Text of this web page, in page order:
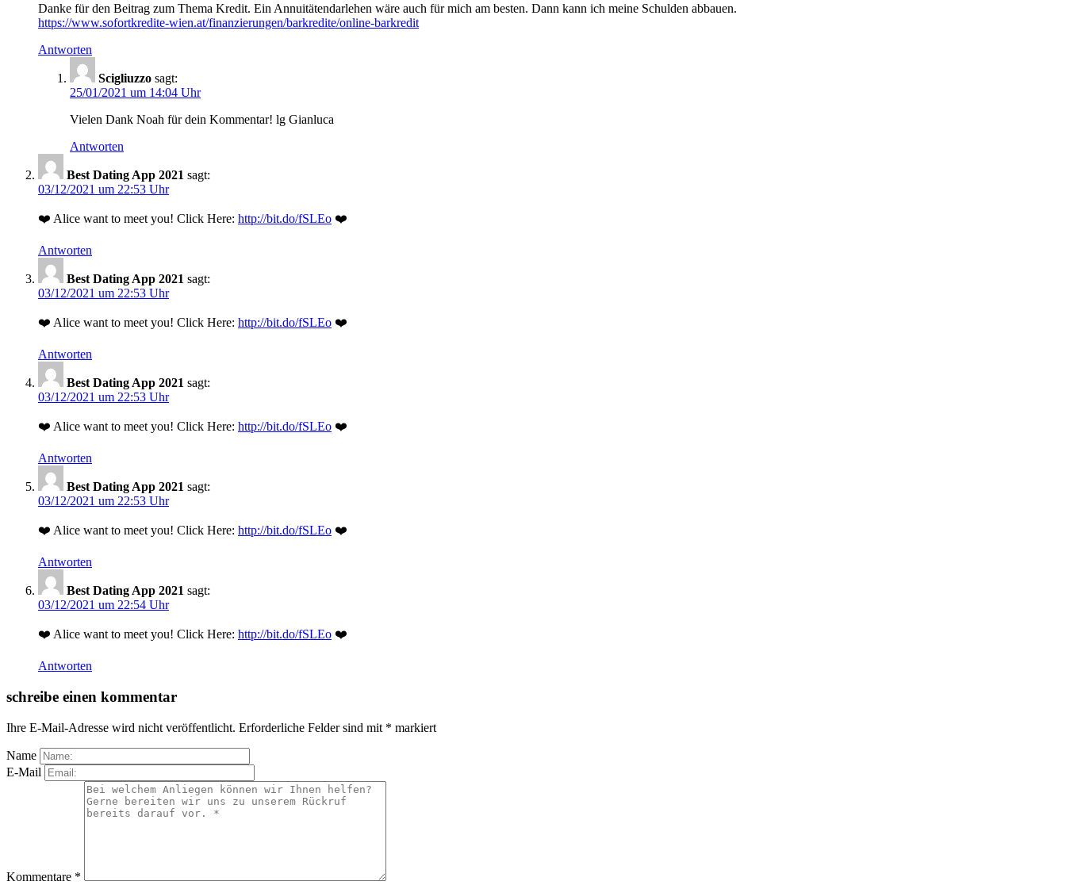
Danke für den Beitrag zum Thema Kredit. Ein Annuitätendarlehen wäre auch für mich am besten. Dann kann ich meine Schulden abbauen.
https://www.sofortkredite-wien.at/finanzierungen/barkredite/online-barkredit
Antworten
Scigliuzzo sagt:
25/01/2021 um 14:04 Uhr
Vielen Dank Noah für dein Kommentar! lg Gianluca
Antworten
Best Dating App 2021 sagt:
03/12/2021 um 22:53 Uhr
❤️ Alice want to meet you! Click Here: http://bit.do/fSLEo ❤️
Antworten
Best Dating App 2021 sagt:
03/12/2021 um 22:53 Uhr
❤️ Alice want to meet you! Click Here: http://bit.do/fSLEo ❤️
Antworten
Best Dating App 2021 sagt:
03/12/2021 um 22:53 Uhr
❤️ Alice want to meet you! Click Here: http://bit.do/fSLEo ❤️
Antworten
Best Dating App 2021 sagt:
03/12/2021 um 22:53 Uhr
❤️ Alice want to meet you! Click Here: http://bit.do/fSLEo ❤️
Antworten
Best Dating App 2021 sagt:
03/12/2021 um 22:54 Uhr
❤️ Alice want to meet you! Click Here: http://bit.do/fSLEo ❤️
Antworten
schreibe einen kommentar
Ihre E-Mail-Adresse wird nicht veröffentlicht. Erforderliche Felder sind mit * markiert
Name
E-Mail
Kommentare *